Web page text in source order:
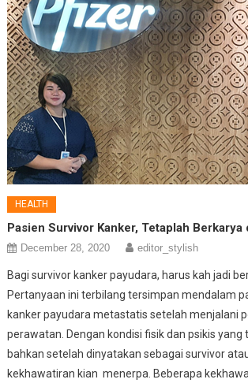
HEALTH
Pasien Survivor Kanker, Tetaplah Berkarya
December 28, 2020 editor_stylish
Bagi survivor kanker payudara, harus kah jadi
Pertanyaan ini terbilang tersimpan mendalam
kanker payudara metastatis setelah menjalani
perawatan. Dengan kondisi fisik dan psikis yang
bahkan setelah dinyatakan sebagai survivor
kekhawatiran kian menerpa. Beberapa